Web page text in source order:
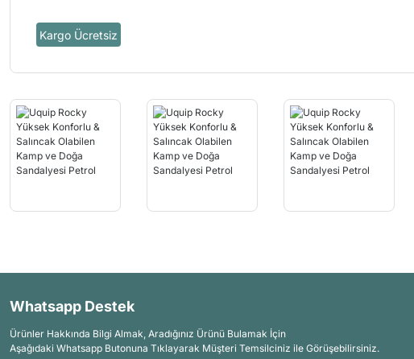
Kargo Ücretsiz
Whatsapp Destek
Ürünler Hakkında Bilgi Almak, Aradığınız Ürünü Bulamak İçin
Aşağıdaki Whatsapp Butonuna Tıklayarak Müşteri Temsilciniz ile Görüşebilirsiniz.